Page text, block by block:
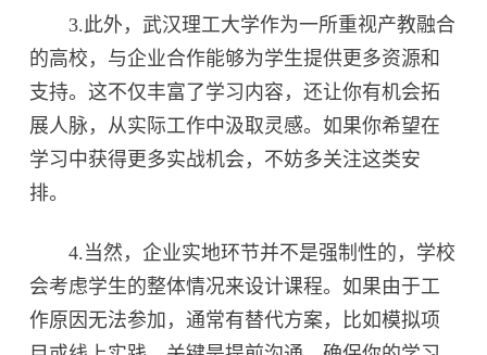
3.此外，武汉理工大学作为一所重视产教融合
的高校，与企业合作能够为学生提供更多资源和
支持。这不仅丰富了学习内容，还让你有机会拓
展人脉，从实际工作中汲取灵感。如果你希望在
学习中获得更多实战机会，不妨多关注这类安
排。
4.当然，企业实地环节并不是强制性的，学校
会考虑学生的整体情况来设计课程。如果由于工
作原因无法参加，通常有替代方案，比如模拟项